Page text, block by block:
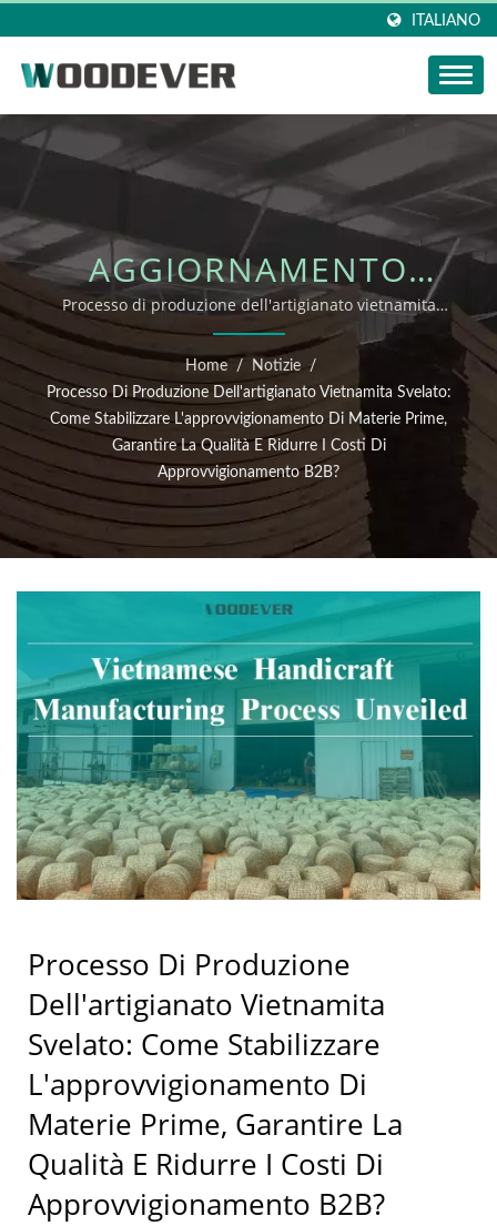
ITALIANO
AGGIORNAMENTO
NOTIZIE DI WOODEVER:
PROCESSO DI
PRODUZIONE
DELL'ARTIGIANATO
VIETNAMITA SVELATO:
COME STABILIZZARE
L'APPROVVIGIONAMENTO
DI MATERIE PRIME,
GARANTIRE LA QUALITÀ
E RIDURRE I COSTI DI
APPROVVIGIONAMENTO
B2B?
Processo di produzione dell'artigianato vietnamita
svelato: come stabilizzare l'approvvigionamento di
materie prime, garantire la qualità e ridurre i costi di
approvvigionamento B2B?
Home / Notizie
/
Processo Di Produzione Dell'artigianato Vietnamita Svelato:
Come Stabilizzare L'approvvigionamento Di Materie Prime,
Garantire La Qualità E Ridurre I Costi Di
Approvvigionamento B2B?
Processo Di Produzione
Dell'artigianato Vietnamita
Svelato: Come Stabilizzare
L'approvvigionamento Di
Materie Prime, Garantire La
Qualità E Ridurre I Costi Di
Approvvigionamento B2B?